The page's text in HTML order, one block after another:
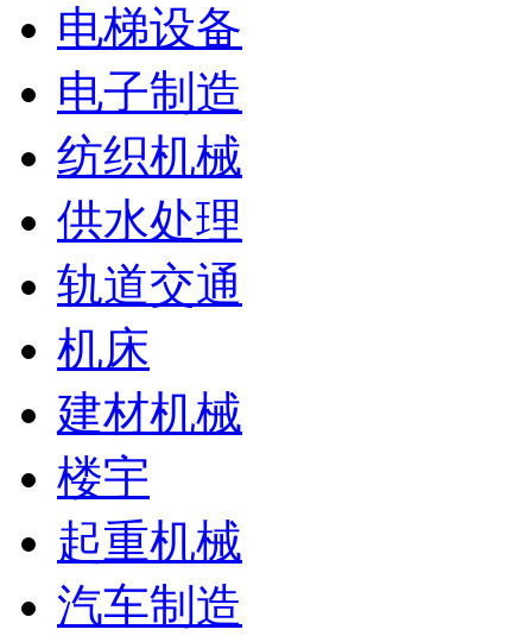
电梯设备
电子制造
纺织机械
供水处理
轨道交通
机床
建材机械
楼宇
起重机械
汽车制造